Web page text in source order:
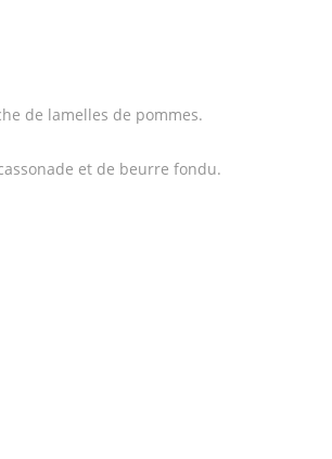
de lamelles de pommes.
et de beurre fondu.